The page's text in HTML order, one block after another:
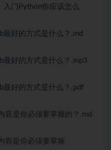
门Python你应该怎么
好的方式是什么？.md
好的方式是什么？.mp3
好的方式是什么？.pdf
容是你必须要掌握的？.md
容是你必须要掌握